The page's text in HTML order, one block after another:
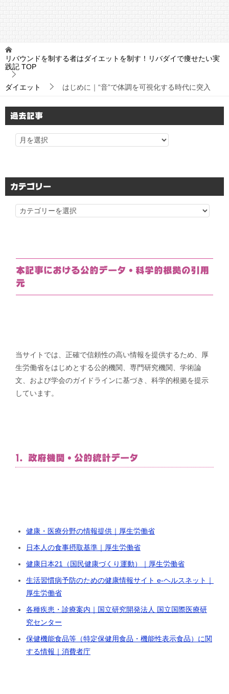
リバウンドを制する者はダイエットを制す！リバダイで痩せたい実
践記 TOP
ダイエット はじめに｜“音”で体調を可視化する時代に突入
過去記事
カテゴリー
カ
ー
本記事における公的データ・科学的根拠の引用
元
当サイトでは、正確で信頼性の高い情報を提供するため、厚
生労働省をはじめとする公的機関、専門研究機関、学術論
文、および学会のガイドラインに基づき、科学的根拠を提示
しています。
1. 政府機関・公的統計データ
健康・医療分野の情報提供｜厚生労働省
日本人の食事摂取基準｜厚生労働省
健康日本21（国民健康づくり運動）｜厚生労働省
生活習慣病予防のための健康情報サイト e-ヘルスネット｜
厚生労働省
各種疾患・診療案内｜国立研究開発法人 国立国際医療研
究センター
保健機能食品等（特定保健用食品・機能性表示食品）に関
する情報｜消費者庁